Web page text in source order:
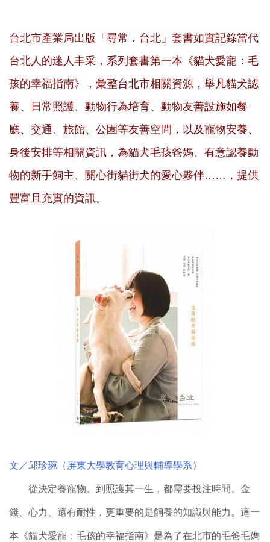
台北市產業局出版「尋常．台北」套書如實記錄當代
台北人的迷人丰采，系列套書第一本《貓犬愛寵：毛
孩的幸福指南》，彙整台北市相關資源，舉凡貓犬認
養、日常照護、動物行為培育、動物友善設施如餐
廳、交通、旅館、公園等友善空間，以及寵物安養、
身後安排等相關資訊，為貓犬毛孩爸媽、有意認養動
物的新手飼主、關心街貓街犬的愛心夥伴……，提供
豐富且充實的資訊。
文／邱珍琬（屏東大學教育心理與輔導學系）
從決定養寵物、到照護其一生，都需要投注時間、金
錢、心力、還有耐性，更重要的是飼養的知識與能力。這一
本《貓犬愛寵：毛孩的幸福指南》是為了在北市的毛爸毛媽